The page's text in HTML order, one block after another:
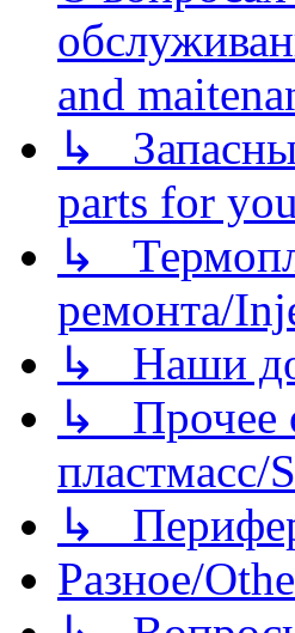
and
↳
parts for
↳
ремонта/
↳ Наши
↳ Прочее
↳
Разное/